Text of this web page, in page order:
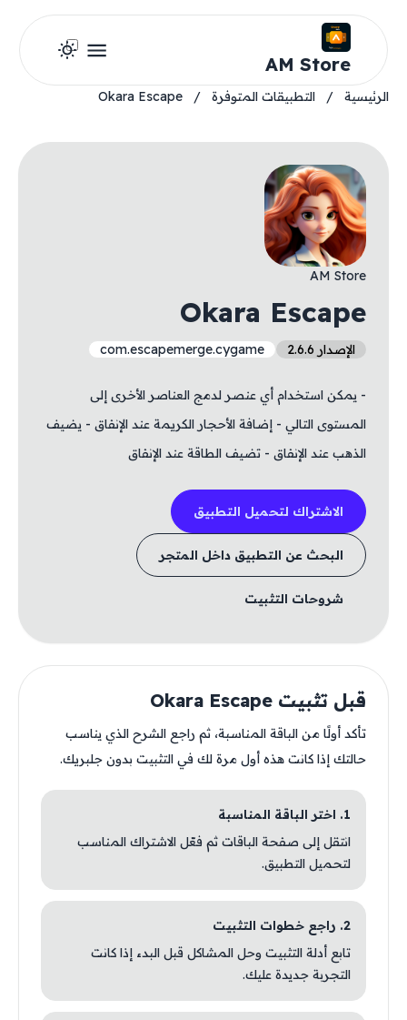
AM Store
الرئيسية / التطبيقات المتوفرة /
Okara Escape
AM Store
Okara Escape
الإصدار 2.6.6 com.escapemerge.cygame
- يمكن استخدام أي عنصر لدمج العناصر الأخرى إلى
المستوى التالي - إضافة الأحجار الكريمة عند الإنفاق - يضيف
الذهب عند الإنفاق - تضيف الطاقة عند الإنفاق
الاشتراك لتحميل التطبيق
البحث عن التطبيق داخل المتجر
شروحات التثبيت
قبل تثبيت Okara Escape
تأكد أولًا من الباقة المناسبة، ثم راجع الشرح الذي يناسب
حالتك إذا كانت هذه أول مرة لك في التثبيت بدون جلبريك.
1. اختر الباقة المناسبة
انتقل إلى صفحة الباقات ثم فعّل الاشتراك المناسب
لتحميل التطبيق.
2. راجع خطوات التثبيت
تابع أدلة التثبيت وحل المشاكل قبل البدء إذا كانت
التجربة جديدة عليك.